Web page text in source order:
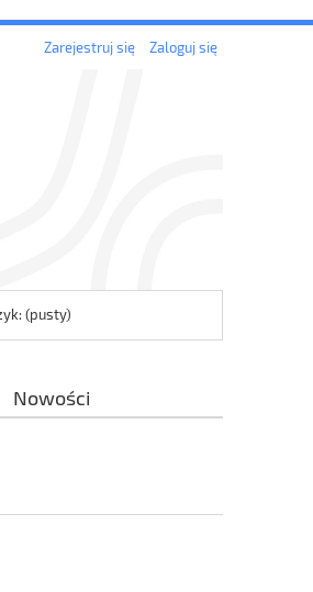
Zarejestruj się Zaloguj się
(pusty)
Nowości